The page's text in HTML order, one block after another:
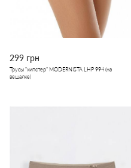
299 грн
Трусы "хипстер" MODERNISTA LHP 994 (на
вешалке)